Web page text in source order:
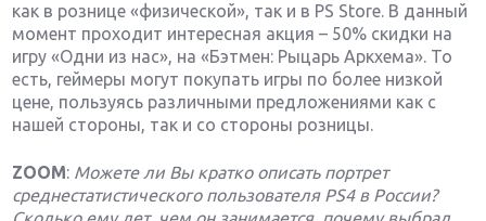
как в рознице «физической», так и в PS Store. В данный
момент проходит интересная акция – 50% скидки на
игру «Одни из нас», на «Бэтмен: Рыцарь Аркхема». То
есть, геймеры могут покупать игры по более низкой
цене, пользуясь различными предложениями как с
нашей стороны, так и со стороны розницы.
ZOOM: Можете ли Вы кратко описать портрет
среднестатистического пользователя PS4 в России?